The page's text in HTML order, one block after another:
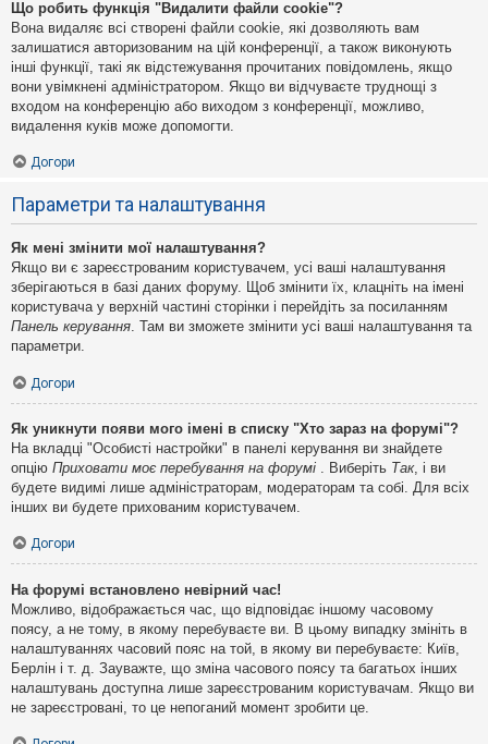
Що робить функція "Видалити файли cookie"?
Вона видаляє всі створені файли cookie, які дозволяють вам
залишатися авторизованим на цій конференції, а також виконують
інші функції, такі як відстежування прочитаних повідомлень, якщо
вони увімкнені адміністратором. Якщо ви відчуваєте труднощі з
входом на конференцію або виходом з конференції, можливо,
видалення куків може допомогти.
Догори
Параметри та налаштування
Як мені змінити мої налаштування?
Якщо ви є зареєстрованим користувачем, усі ваші налаштування
зберігаються в базі даних форуму. Щоб змінити їх, клацніть на імені
користувача у верхній частині сторінки і перейдіть за посиланням
Панель керування . Там ви зможете змінити усі ваші налаштування та
параметри.
Догори
Як уникнути появи мого імені в списку "Хто зараз на форумі"?
На вкладці "Особисті настройки" в панелі керування ви знайдете
опцію Приховати моє перебування на форумі . Виберіть Так, і ви
будете видимі лише адміністраторам, модераторам та собі. Для всіх
інших ви будете прихованим користувачем.
Догори
На форумі встановлено невірний час!
Можливо, відображається час, що відповідає іншому часовому
поясу, а не тому, в якому перебуваєте ви. В цьому випадку змініть в
налаштуваннях часовий пояс на той, в якому ви перебуваєте: Київ,
Берлін і т. д. Зауважте, що зміна часового поясу та багатьох інших
налаштувань доступна лише зареєстрованим користувачам. Якщо ви
не зареєстровані, то це непоганий момент зробити це.